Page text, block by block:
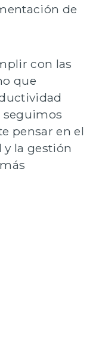
de
con las
que
seguimos
pensar en el
la gestión